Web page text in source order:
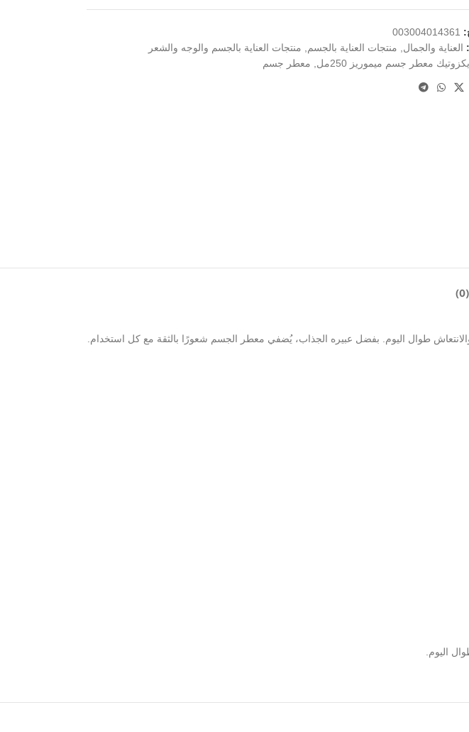
003004014361
العناية والجمال منتجات العناية بالجسم
منتجات العناية بالجسم والوجه والشعر
معطر جسم ميموريز 250مل معطر جسم
طوال اليوم. بفضل عبيره الجذاب، يُضفي معطر الجسم شعورًا بالثقة مع كل استخدام.
اليوم.